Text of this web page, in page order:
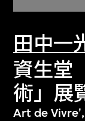
田中一
資生堂
術」展
Art de
關於M+
探索世界
文化藏品